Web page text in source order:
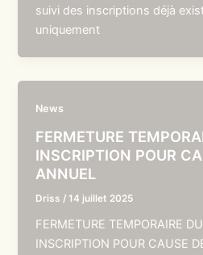
suivi des inscriptions déjà
uniquement
News
FERMETURE
INSCRIPTION POUR
ANNUEL
Driss /14 juillet 2025
FERMETURE TEMPORAIRE
INSCRIPTION POUR CAUSE